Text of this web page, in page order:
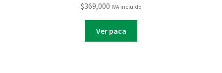
$369,000 IVA incluido
Ver paca